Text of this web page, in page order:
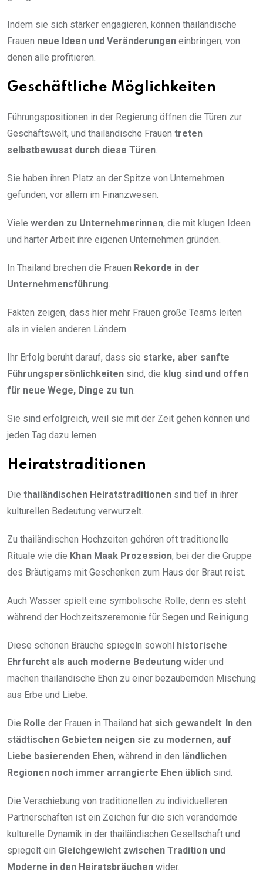
Indem sie sich stärker engagieren, können thailändische
Frauen neue Ideen und Veränderungen einbringen, von
denen alle profitieren.
Geschäftliche Möglichkeiten
Führungspositionen in der Regierung öffnen die Türen zur
Geschäftswelt, und thailändische Frauen treten
selbstbewusst durch diese Türen
Sie haben ihren Platz an der Spitze von Unternehmen
gefunden, vor allem im Finanzwesen.
Viele werden zu Unternehmerinnen, die mit klugen Ideen
und harter Arbeit ihre eigenen Unternehmen gründen.
In Thailand brechen die Frauen Rekorde in der
Unternehmensführung
Fakten zeigen, dass hier mehr Frauen große Teams leiten
als in vielen anderen Ländern.
Ihr Erfolg beruht darauf, dass sie starke, aber sanfte
Führungspersönlichkeiten sind, die klug sind und offen
für neue Wege, Dinge zu tun
Sie sind erfolgreich, weil sie mit der Zeit gehen können und
jeden Tag dazu lernen.
Heiratstraditionen
Die thailändischen Heiratstraditionen sind tief in ihrer
kulturellen Bedeutung verwurzelt.
Zu thailändischen Hochzeiten gehören oft traditionelle
Rituale wie die Khan Maak Prozession, bei der die Gruppe
des Bräutigams mit Geschenken zum Haus der Braut reist.
Auch Wasser spielt eine symbolische Rolle, denn es steht
während der Hochzeitszeremonie für Segen und Reinigung.
Diese schönen Bräuche spiegeln sowohl historische
Ehrfurcht als auch moderne Bedeutung wider und
machen thailändische Ehen zu einer bezaubernden Mischung
aus Erbe und Liebe.
Die Rolle der Frauen in Thailand hat sich gewandelt: In den
städtischen Gebieten neigen sie zu modernen, auf
Liebe basierenden Ehen, während in den ländlichen
Regionen noch immer arrangierte Ehen üblich sind.
Die Verschiebung von traditionellen zu individuelleren
Partnerschaften ist ein Zeichen für die sich verändernde
kulturelle Dynamik in der thailändischen Gesellschaft und
spiegelt ein Gleichgewicht zwischen Tradition und
Moderne in den Heiratsbräuchen wider.